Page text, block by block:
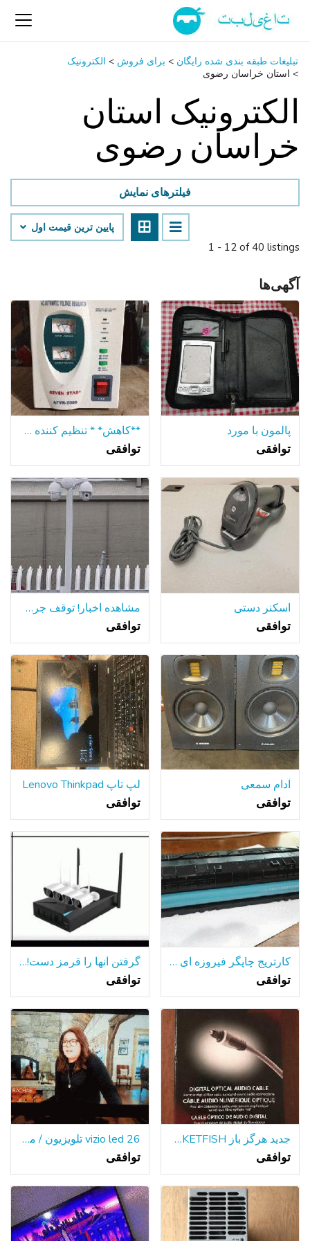
تبلیغات طبقه بندی شده رایگان > برای فروش > الکترونیک
> استان خراسان رضوی
الکترونیک استان
خراسان رضوی
1 - 12 of 40 listings
فیلترهای نمایش
پایین ‌ترین قیمت اول
آگهی‌ها
پالمون با مورد
توافقی
**کاهش* * تنظیم کننده ولتاژ ATVR
توافقی
اسکنر دستی
توافقی
مشاهده اخبار! توقف جرم و جنایت با دوربین های امنیتی و دوربین مدار بسته Dvr
توافقی
آدام سمعی
توافقی
لپ تاپ Lenovo Thinkpad
توافقی
کارتریج چاپگر فیروزه ای hp201a
توافقی
گرفتن آنها را قرمز دست!دوربین های امنیتی و خیلی بیشتر! باز کردن 7 روز هفته
توافقی
جدید هرگز باز ROCKETFISH دیجیتال کابل های صوتی نوری-یک پیشنهاد
توافقی
26 vizio led تلویزیون / مانیتور
توافقی